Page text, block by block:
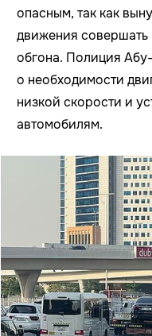
опасным, так как
движения
обгона. Полиция
о необходимости
низкой скорости и
автомобилям.